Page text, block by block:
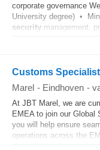
corporate governance
University degree) •
security management,
Customs Specialist
Marel - Eindhoven -
At JBT Marel, we are
EMEA to join our Global
you will help ensure
operations across the